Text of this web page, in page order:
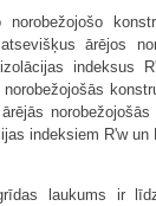
norobežojošo
ārējos
indeksus
indeksiem R'w un
laukums ir